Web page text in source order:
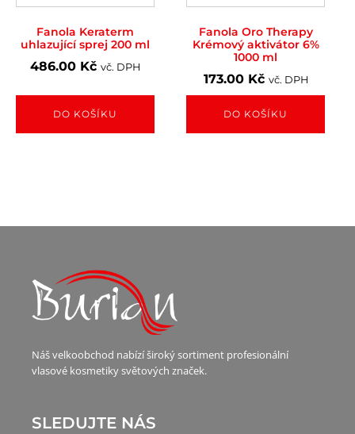
Fanola Keraterm
uhlazující sprej 200 ml
486.00 Kč vč. DPH
DO KOŠÍKU
Fanola Oro Therapy
Krémový aktivátor 6%
1000 ml
173.00 Kč vč. DPH
DO KOŠÍKU
Náš velkoobchod nabízí široký sortiment profesionální
vlasové kosmetiky světových značek.
SLEDUJTE NÁS